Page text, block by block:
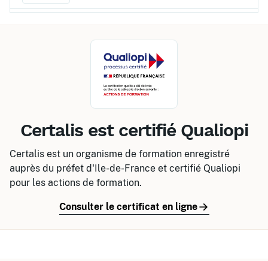
Centre de Voujeaucourt
Habilitations électriques
Travail en hauteur
CACES® Habilitations électriques SST
Certalis est certifié Qualiopi
Certalis est un organisme de formation enregistré
auprès du préfet d'Ile-de-France et certifié Qualiopi
pour les actions de formation.
Consulter le certificat en ligne